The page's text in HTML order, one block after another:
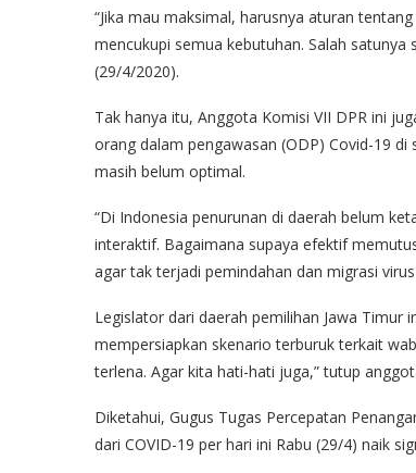
“Jika mau maksimal, harusnya aturan
mencukupi semua kebutuhan. Salah
(29/4/2020).
Tak hanya itu, Anggota Komisi VII DPR ini
orang dalam pengawasan (ODP) Covid-19
masih belum optimal.
“Di Indonesia penurunan di daerah belum
interaktif. Bagaimana supaya efektif
agar tak terjadi pemindahan dan migrasi virus
Legislator dari daerah pemilihan Jawa
mempersiapkan skenario terburuk terkait
terlena. Agar kita hati-hati juga,” tutup
Diketahui, Gugus Tugas Percepatan
dari COVID-19 per hari ini Rabu (29/4) naik